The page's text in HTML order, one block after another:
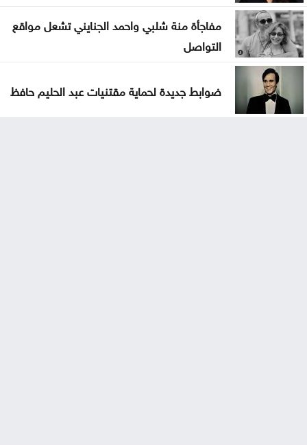
مفاجأة منة شلبي واحمد الجنايني تشعل مواقع
التواصل
ضوابط جديدة لحماية مقتنيات عبد الحليم حافظ